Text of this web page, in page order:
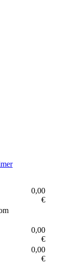
0,00
€
0,00
€
0,00
€